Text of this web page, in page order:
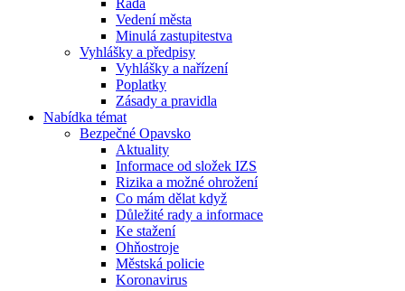
Rada
Vedení města
Minulá zastupitestva
Vyhlášky a předpisy
Vyhlášky a nařízení
Poplatky
Zásady a pravidla
Nabídka témat
Bezpečné Opavsko
Aktuality
Informace od složek IZS
Rizika a možné ohrožení
Co mám dělat když
Důležité rady a informace
Ke stažení
Ohňostroje
Městská policie
Koronavirus